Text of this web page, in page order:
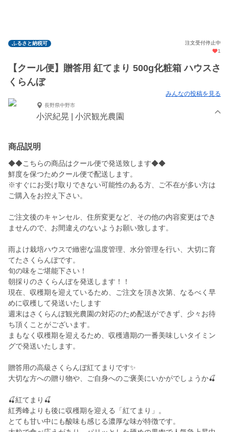
ふるさと納税可
注文受付停止中
1
【クール便】贈答用 紅てまり 500g化粧箱 ハウスさ
くらんぼ
みんなの投稿を見る
長野県中野市
小沢紀晃 | 小沢観光農園
商品説明
◆◆こちらの商品はクール便で発送致します◆◆
鮮度を保つためクール便で配送します。
※すぐにお受け取りできない可能性のある方、ご不在が多い方は
ご購入をお控え下さい。
ご注文後のキャンセル、住所変更など、その他の内容変更はでき
ませんので、お間違えのないようお願い致します。
雨よけ栽培ハウスで緻密な温度管理、水分管理を行い、大切に育
てたさくらんぼです。
旬の味をご堪能下さい！
朝採りのさくらんぼを発送します！！
現在、収穫期を迎えているため、ご注文を頂き次第、なるべく早
めに収穫して発送いたします
週末はさくらんぼ観光農園の対応のため配送ができず、少々お待
ち頂くことがございます。
まもなく収穫期を迎えるため、収穫適期の一番美味しいタイミン
グで発送いたします。
贈答用の高級さくらんぼ紅てまりです✨
大切な方への贈り物や、ご自身へのご褒美にいかがでしょうか🍒
🍒紅てまり🍒
紅秀峰よりも後に収穫期を迎える「紅てまり」。
とても甘い中にも酸味も感じる濃厚な味が特徴です。